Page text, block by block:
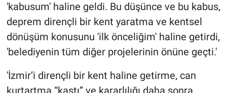
'kabusum' haline geldi. Bu düşünce ve bu kabus,
deprem dirençli bir kent yaratma ve kentsel
dönüşüm konusunu 'ilk önceliğim' haline getirdi,
'belediyenin tüm diğer projelerinin önüne geçti.'
'İzmir’i dirençli bir kent haline getirme, can
kurtartma “kastı” ve kararlılığı daha sonra